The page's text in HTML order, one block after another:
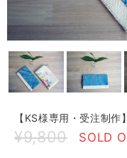
【KS様専用・受注制
¥9,800 SOLD